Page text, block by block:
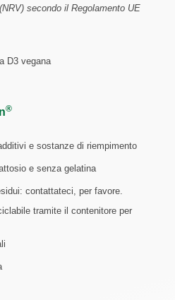
secondo il Regolamento UE
D3 vegana
®
e sostanze di riempimento
e senza gelatina
contattateci, per favore.
tramite il contenitore per